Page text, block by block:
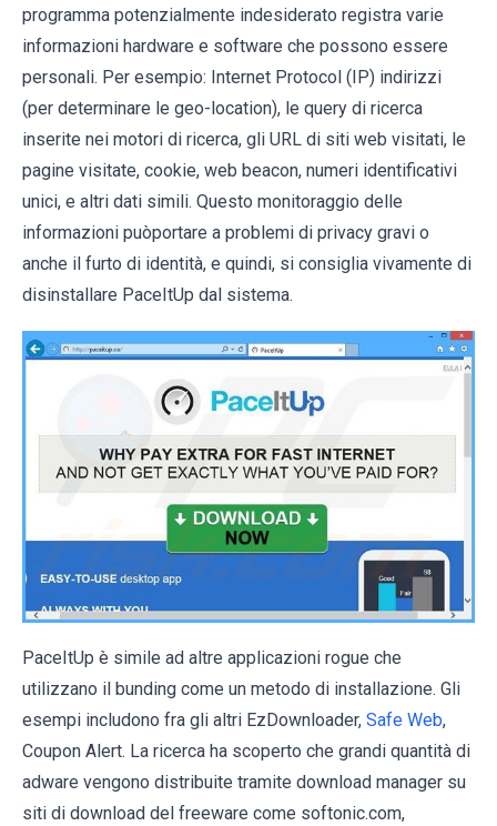
programma potenzialmente indesiderato registra varie
informazioni hardware e software che possono essere
personali. Per esempio: Internet Protocol (IP) indirizzi
(per determinare le geo-location), le query di ricerca
inserite nei motori di ricerca, gli URL di siti web visitati, le
pagine visitate, cookie, web beacon, numeri identificativi
unici, e altri dati simili. Questo monitoraggio delle
informazioni puòportare a problemi di privacy gravi o
anche il furto di identità, e quindi, si consiglia vivamente di
disinstallare PaceItUp dal sistema.
PaceItUp è simile ad altre applicazioni rogue che
utilizzano il bunding come un metodo di installazione. Gli
esempi includono fra gli altri EzDownloader, Safe Web,
Coupon Alert. La ricerca ha scoperto che grandi quantità di
adware vengono distribuite tramite download manager su
siti di download del freeware come softonic.com,